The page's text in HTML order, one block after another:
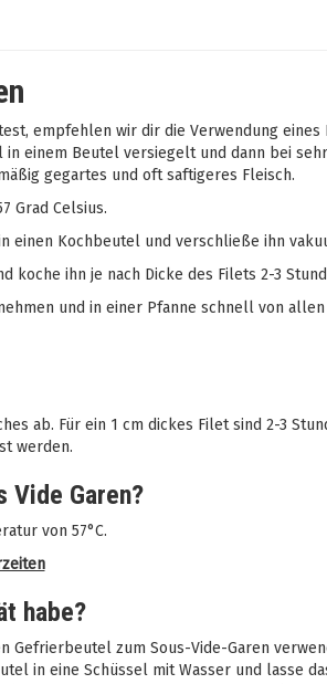
empfehlen wir dir die Verwendung
einem Beutel versiegelt und dann bei
gegartes und oft saftigeres Fleisch.
Grad Celsius.
einen Kochbeutel und verschließe ihn
koche ihn je nach Dicke des Filets 2-3
und in einer Pfanne schnell von
ab. Für ein 1 cm dickes Filet sind 2-3
werden.
Vide Garen?
von 57°C.
habe?
Gefrierbeutel zum Sous-Vide-Garen
in eine Schüssel mit Wasser und lasse